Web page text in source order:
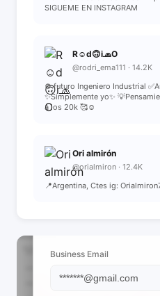
SIGUEME EN INSTAGRAM
R☺️d🙃i🧢O
@rodri_ema111 · 14.2K
⚙️ futuro Ingeniero Industrial
✨Simplemente yo✨
a los 20k 🥰☺️
Ori almirón
@orialmiron · 12.4K
📍Argentina, Ctes ig:
Business Email